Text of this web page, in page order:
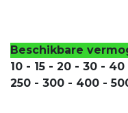
Beschikbare
10 - 15 - 20 - 30 -
250 - 300 - 400 -